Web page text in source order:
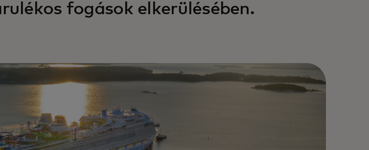
fogások elkerülésében.